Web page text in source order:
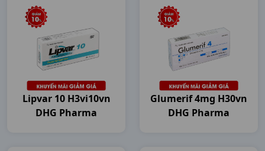
Lipvar 10 H3vi10vn
DHG Pharma
Glumerif 4mg H30vn
DHG Pharma